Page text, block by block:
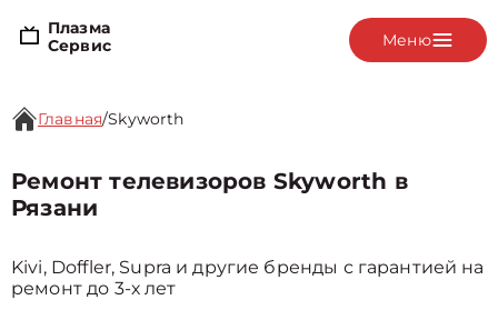
Плазма
Сервис
Меню
Главная/Skyworth
Ремонт телевизоров Skyworth в
Рязани
Kivi, Doffler, Supra и другие бренды с гарантией на
ремонт до 3-х лет